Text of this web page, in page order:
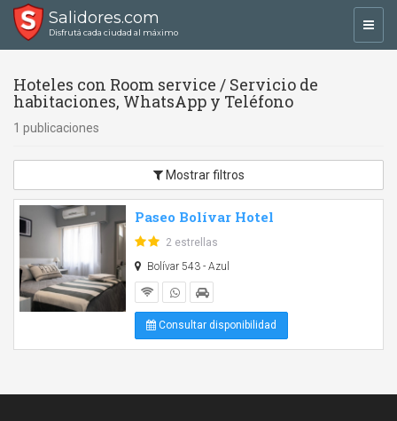
Salidores.com
Disfrutá cada ciudad al máximo
Hoteles con Room service / Servicio de
habitaciones, WhatsApp y Teléfono
1 publicaciones
Mostrar filtros
Paseo Bolívar Hotel
2 estrellas
Bolívar 543 - Azul
Consultar disponibilidad